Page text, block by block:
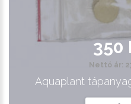
350
Nettó ár:
Aquaplant